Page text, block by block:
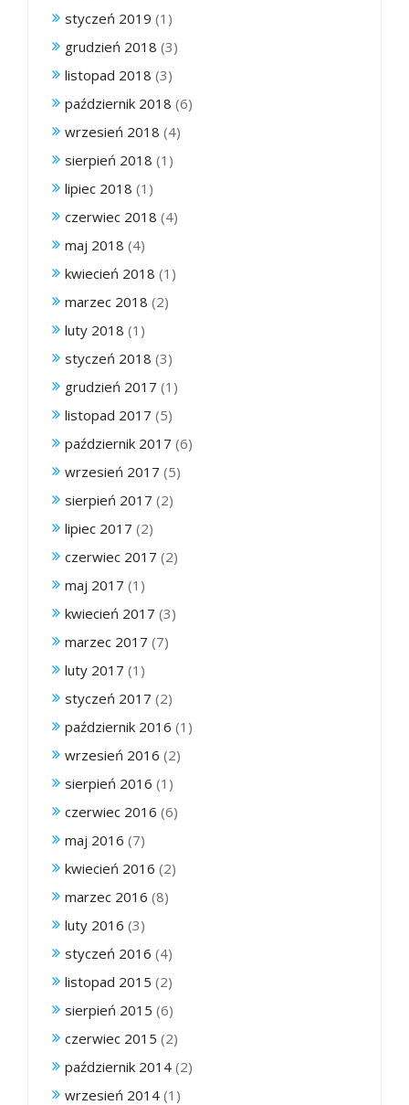
styczeń 2019 (1)
grudzień 2018 (3)
listopad 2018 (3)
październik 2018 (6)
wrzesień 2018 (4)
sierpień 2018 (1)
lipiec 2018 (1)
czerwiec 2018 (4)
maj 2018 (4)
kwiecień 2018 (1)
marzec 2018 (2)
luty 2018 (1)
styczeń 2018 (3)
grudzień 2017 (1)
listopad 2017 (5)
październik 2017 (6)
wrzesień 2017 (5)
sierpień 2017 (2)
lipiec 2017 (2)
czerwiec 2017 (2)
maj 2017 (1)
kwiecień 2017 (3)
marzec 2017 (7)
luty 2017 (1)
styczeń 2017 (2)
październik 2016 (1)
wrzesień 2016 (2)
sierpień 2016 (1)
czerwiec 2016 (6)
maj 2016 (7)
kwiecień 2016 (2)
marzec 2016 (8)
luty 2016 (3)
styczeń 2016 (4)
listopad 2015 (2)
sierpień 2015 (6)
czerwiec 2015 (2)
październik 2014 (2)
wrzesień 2014 (1)